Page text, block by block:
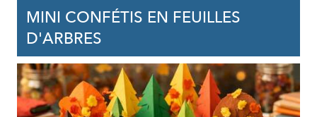
MINI CONFÉTIS EN FEUILLES
D'ARBRES